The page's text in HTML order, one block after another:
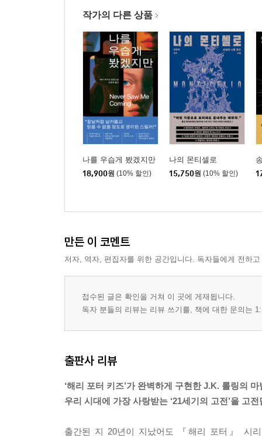
작가의 다른 상품
나를 우습게 봤겠지만
18,900원 (10% 할인)
나의 몬티셀로
15,750원 (10% 할인)
만든 이 코멘트
저자, 역자, 편집자를 위한 공간입니다. 독자들에게 전하
접수된 글은 확인을 거쳐 이 곳에 게재됩니다.
독자 분들의 리뷰는 리뷰 쓰기를, 책에 대한 문의는
출판사 리뷰
‘해리 포터 키즈’가 완벽하게 구현한 J.K. 롤링의
우리 시대에 가장 사랑받는 ‘21세기의 고전’을 고
출간된 지 20년이 지났어도 『해리 포터』 시